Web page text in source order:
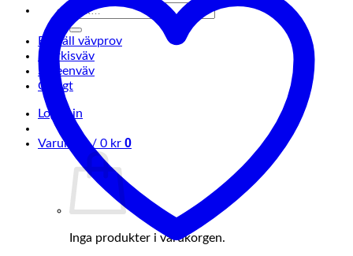
efter:
Beställ vävprov
Markisväv
Screenväv
Övrigt
Logga in
Varukorg / 0 kr 0
Inga produkter i varukorgen.